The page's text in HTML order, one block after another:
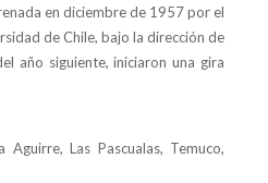
en diciembre de 1957 por el
de Chile, bajo la dirección de
año siguiente, iniciaron una gira
Las Pascualas, Temuco,